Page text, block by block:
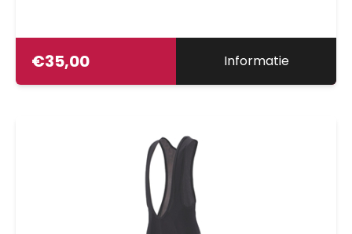
volume, maar aanzienlijk meer comfort.
€35,00 Informatie